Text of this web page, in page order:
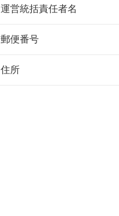
運営統括責任者名
郵便番号
住所